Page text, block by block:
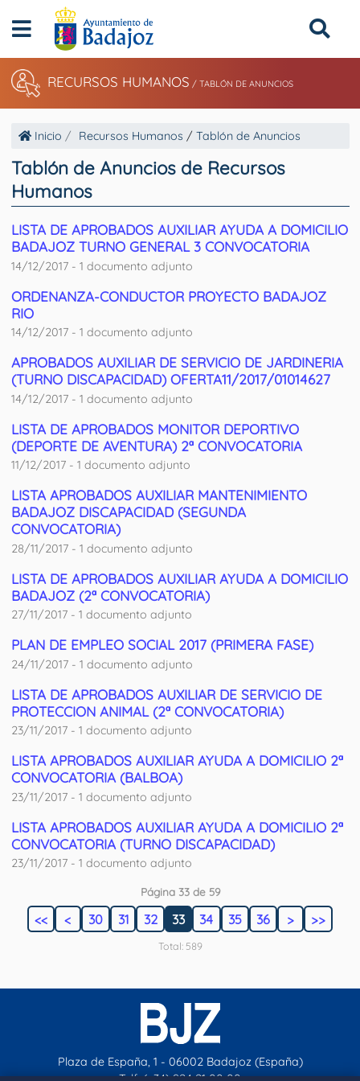
RECURSOS HUMANOS / TABLÓN DE ANUNCIOS
Inicio Recursos Humanos / Tablón de Anuncios
Tablón de Anuncios de Recursos
Humanos
LISTA DE APROBADOS AUXILIAR AYUDA A DOMICILIO
BADAJOZ TURNO GENERAL 3 CONVOCATORIA
14/12/2017 - 1 documento adjunto
ORDENANZA-CONDUCTOR PROYECTO BADAJOZ
RIO
14/12/2017 - 1 documento adjunto
APROBADOS AUXILIAR DE SERVICIO DE JARDINERIA
(TURNO DISCAPACIDAD) OFERTA11/2017/01014627
14/12/2017 - 1 documento adjunto
LISTA DE APROBADOS MONITOR DEPORTIVO
(DEPORTE DE AVENTURA) 2ª CONVOCATORIA
11/12/2017 - 1 documento adjunto
LISTA APROBADOS AUXILIAR MANTENIMIENTO
BADAJOZ DISCAPACIDAD (SEGUNDA
CONVOCATORIA)
28/11/2017 - 1 documento adjunto
LISTA DE APROBADOS AUXILIAR AYUDA A DOMICILIO
BADAJOZ (2ª CONVOCATORIA)
27/11/2017 - 1 documento adjunto
PLAN DE EMPLEO SOCIAL 2017 (PRIMERA FASE)
24/11/2017 - 1 documento adjunto
LISTA DE APROBADOS AUXILIAR DE SERVICIO DE
PROTECCION ANIMAL (2ª CONVOCATORIA)
23/11/2017 - 1 documento adjunto
LISTA APROBADOS AUXILIAR AYUDA A DOMICILIO 2ª
CONVOCATORIA (BALBOA)
23/11/2017 - 1 documento adjunto
LISTA APROBADOS AUXILIAR AYUDA A DOMICILIO 2ª
CONVOCATORIA (TURNO DISCAPACIDAD)
23/11/2017 - 1 documento adjunto
Página 33 de 59
<< < 30 31 32 33 34 35 36 > >>
Total: 589
Plaza de España, 1 - 06002 Badajoz (España)